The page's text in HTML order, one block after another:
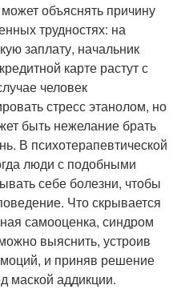
объяснять причину
трудностях: на
заплату, начальник
карте растут с
человек
стресс этанолом, но
быть нежелание брать
В психотерапевтической
люди с подобными
себе болезни, чтобы
Что скрывается
самооценка, синдром
выяснить, устроив
и приняв решение
маской аддикции.